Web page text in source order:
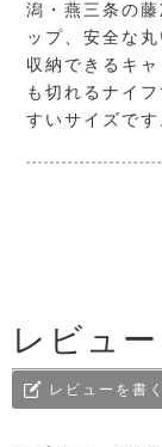
潟・燕三条の
ップ、安全な
収納できるキ
も切れるナイ
すいサイズです
レビュー
レビューを書く